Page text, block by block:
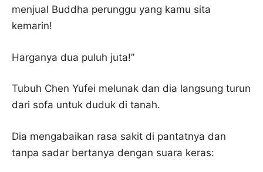
menjual Buddha perunggu yang kamu sita
kemarin!
Harganya dua puluh juta!”
Tubuh Chen Yufei melunak dan dia langsung turun
dari sofa untuk duduk di tanah.
Dia mengabaikan rasa sakit di pantatnya dan
tanpa sadar bertanya dengan suara keras: